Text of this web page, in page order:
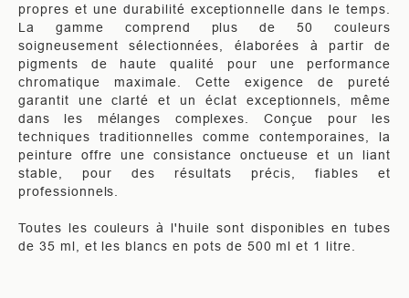
propres et une durabilité exceptionnelle dans le temps.
La gamme comprend plus de 50 couleurs
soigneusement sélectionnées, élaborées à partir de
pigments de haute qualité pour une performance
chromatique maximale. Cette exigence de pureté
garantit une clarté et un éclat exceptionnels, même
dans les mélanges complexes. Conçue pour les
techniques traditionnelles comme contemporaines, la
peinture offre une consistance onctueuse et un liant
stable, pour des résultats précis, fiables et
professionnels.
Toutes les couleurs à l'huile sont disponibles en tubes
de 35 ml, et les blancs en pots de 500 ml et 1 litre.